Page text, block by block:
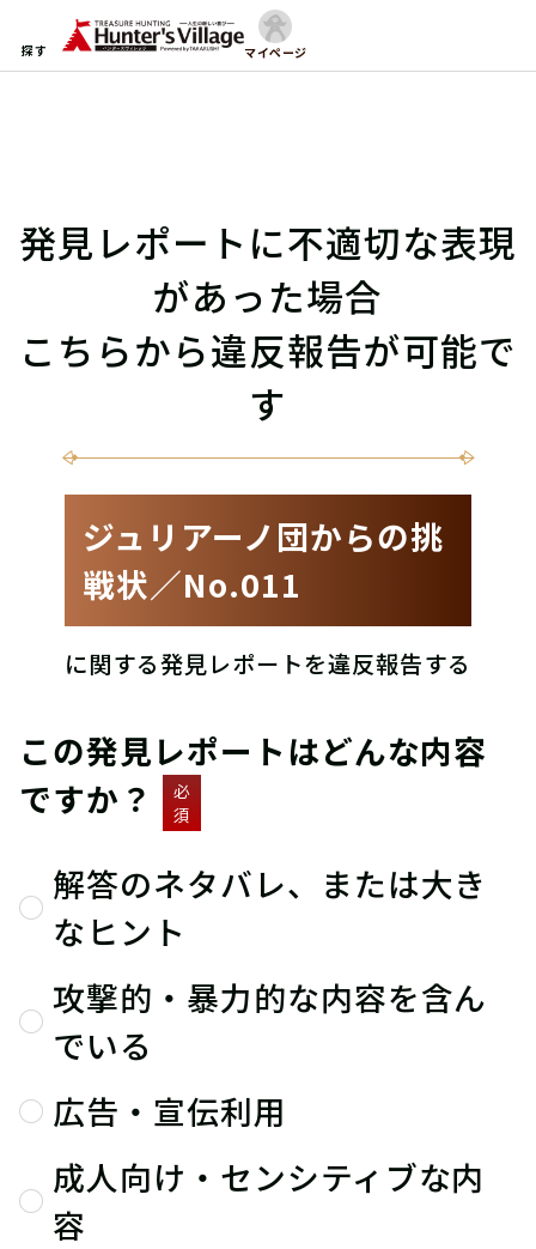
探す マイページ
発見レポートに不適切な表現
があった場合
こちらから違反報告が可能で
す
ジュリアーノ団からの挑
戦状／No.011
に関する発見レポートを違反報告する
この発見レポートはどんな内容
ですか？
必
須
解答のネタバレ、または大き
なヒント
攻撃的・暴力的な内容を含ん
でいる
広告・宣伝利用
成人向け・センシティブな内
容